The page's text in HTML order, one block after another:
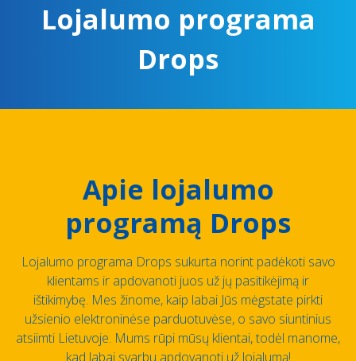
Lojalumo programa
Drops
Apie lojalumo
programą Drops
Lojalumo programa Drops sukurta norint padėkoti savo
klientams ir apdovanoti juos už jų pasitikėjimą ir
ištikimybę. Mes žinome, kaip labai Jūs mėgstate pirkti
užsienio elektroninėse parduotuvėse, o savo siuntinius
atsiimti Lietuvoje. Mums rūpi mūsų klientai, todėl manome,
kad labai svarbu apdovanoti už lojalumą!